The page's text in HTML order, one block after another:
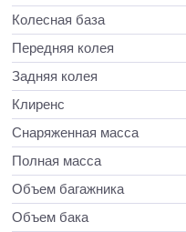
Колесная база
Передняя колея
Задняя колея
Клиренс
Снаряженная масса
Полная масса
Объем багажника
Объем бака